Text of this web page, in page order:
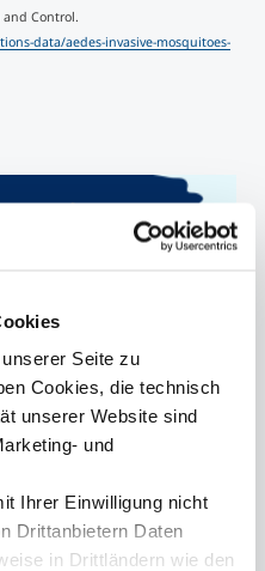
Seite zu
Cookies, die technisch
unserer Website sind
und
Ihrer Einwilligung nicht
Drittanbietern Daten
in Drittländern wie den
and Control.
data/aedes-invasive-mosquitoes-